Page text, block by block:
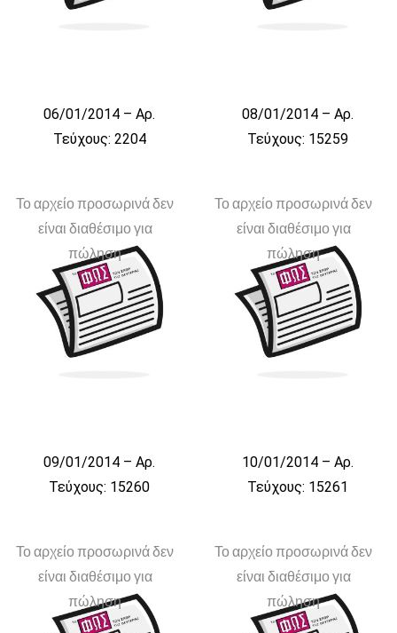
06/01/2014 – Αρ.
Τεύχους: 2204
08/01/2014 – Αρ.
Τεύχους: 15259
Το αρχείο προσωρινά δεν
είναι διαθέσιμο για
πώληση
09/01/2014 – Αρ.
Τεύχους: 15260
Το αρχείο προσωρινά δεν
είναι διαθέσιμο για
πώληση
10/01/2014 – Αρ.
Τεύχους: 15261
Το αρχείο προσωρινά δεν
είναι διαθέσιμο για
πώληση
Το αρχείο προσωρινά δεν
είναι διαθέσιμο για
πώληση